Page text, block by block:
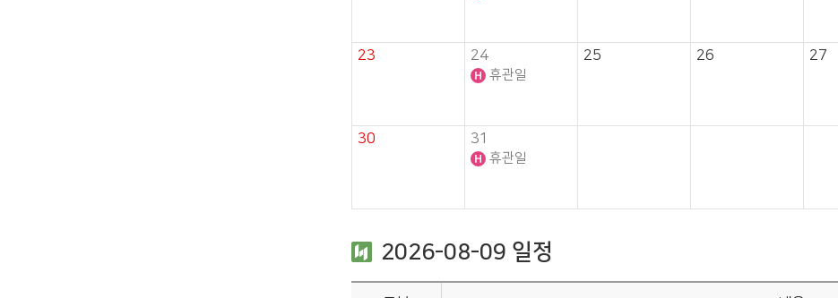
23 24
휴관일
25 26 27
30 31
휴관일
2026-08-09 일정